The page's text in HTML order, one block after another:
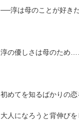
──淳は母のことが好き
淳の優しさは母のため
初めてを知るばかりの恋
大人になろうと背伸びを